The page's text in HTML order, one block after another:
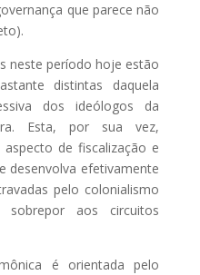
que parece não
neste período hoje estão
distintas daquela
dos ideólogos da
Esta, por sua vez,
de fiscalização e
desenvolva efetivamente
pelo colonialismo
aos circuitos
é orientada pelo